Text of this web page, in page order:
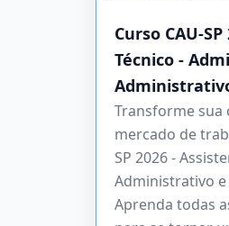
Curso CAU-
Técnico -
Transforme sua
mercado de
SP 2026 -
Administrativo
Aprenda todas